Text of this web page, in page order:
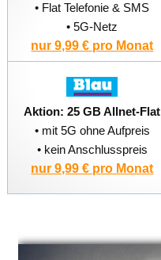
• Flat Telefonie & SMS
• 5G-Netz
nur 9,99 € pro Monat
Aktion: 25 GB Allnet-Flat
• mit 5G ohne Aufpreis
• kein Anschlusspreis
nur 9,99 € pro Monat